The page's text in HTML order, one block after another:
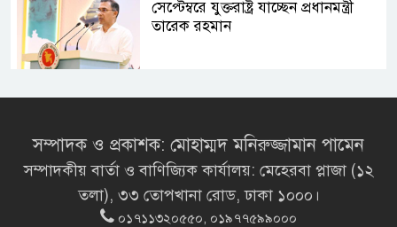
সেপ্টেম্বরে যুক্তরাষ্ট্র যাচ্ছেন প্রধানমন্ত্রী
তারেক রহমান
প্রধানমন্ত্রীর সঙ্গে খুদে শিল্পী অনুশ্রীর
নিয়ে সেমিনার অনুষ্ঠিত
সম্পাদক ও প্রকাশক: মোহাম্মদ মনিরুজ্জামান পামেন
সম্পাদকীয় বার্তা ও বাণিজ্যিক কার্যালয়: মেহেরবা প্লাজা (১২
তলা), ৩৩ তোপখানা রোড, ঢাকা ১০০০।
০১৭১১৩২০৫৫০, ০১৯৭৭৫৯৯০০০